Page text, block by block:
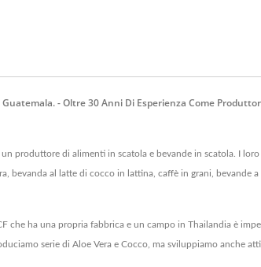
- Oltre 30 Anni Di Esperienza Come
produttore di alimenti in scatola e bevande in scatola. I
bevanda al latte di cocco in lattina, caffè in grani,
che ha una propria fabbrica e un campo in Thailandia è
serie di Aloe Vera e Cocco, ma sviluppiamo anche